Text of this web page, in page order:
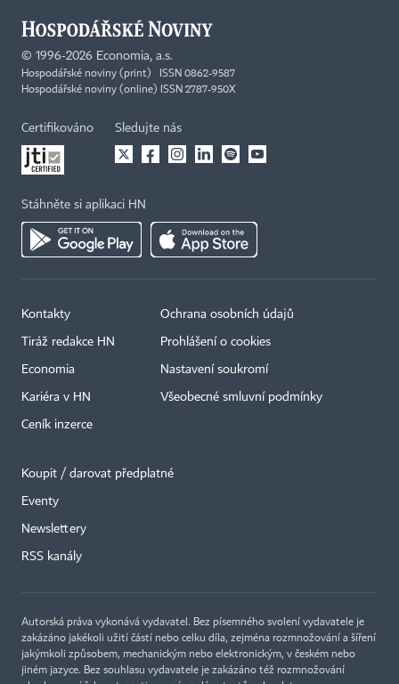
© 1996-2026 Economia, a.s.
Hospodářské noviny (print) ISSN 0862-9587
Hospodářské noviny (online) ISSN 2787-950X
Certifikováno Sledujte nás
Stáhněte si aplikaci HN
Kontakty
Tiráž redakce HN
Economia
Kariéra v HN
Ceník inzerce
Ochrana osobních údajů
Prohlášení o cookies
Nastavení soukromí
Všeobecné smluvní podmínky
Koupit / darovat předplatné
Eventy
Newslettery
RSS kanály
Autorská práva vykonává vydavatel. Bez písemného svolení vydavatele je
zakázáno jakékoli užití částí nebo celku díla, zejména rozmnožování a šíření
jakýmkoli způsobem, mechanickým nebo elektronickým, v českém nebo
jiném jazyce. Bez souhlasu vydavatele je zakázáno též rozmnožování